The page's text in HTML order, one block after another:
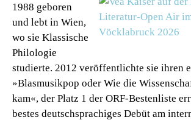
1988 geboren
und lebt in Wien,
wo sie Klassische
Philologie
studierte. 2012 veröffentlichte sie ihren
»Blasmusikpop oder Wie die
kam«, der Platz 1 der ORF-Bestenliste
bestes deutschsprachiges Debüt am